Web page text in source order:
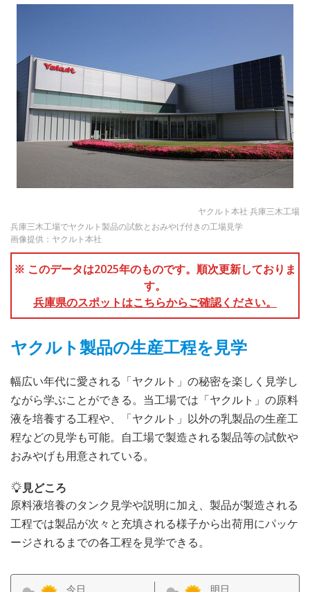
ヤクルト本社 兵庫三木工場
兵庫三木工場でヤクルト製品の試飲とおみやげ付きの工場見学
画像提供：ヤクルト本社
※ このデータは2025年のものです。順次更新しておりま
す。
兵庫県のスポットはこちらからご確認ください。
ヤクルト製品の生産工程を見学
幅広い年代に愛される「ヤクルト」の秘密を楽しく見学し
ながら学ぶことができる。当工場では「ヤクルト」の原料
液を培養する工程や、「ヤクルト」以外の乳製品の生産工
程などの見学も可能。自工場で製造される製品等の試飲や
おみやげも用意されている。
見どころ
原料液培養のタンク見学や説明に加え、製品が製造される
工程では製品が次々と充填される様子から出荷用にパッケ
ージされるまでの各工程を見学できる。
今日 明日